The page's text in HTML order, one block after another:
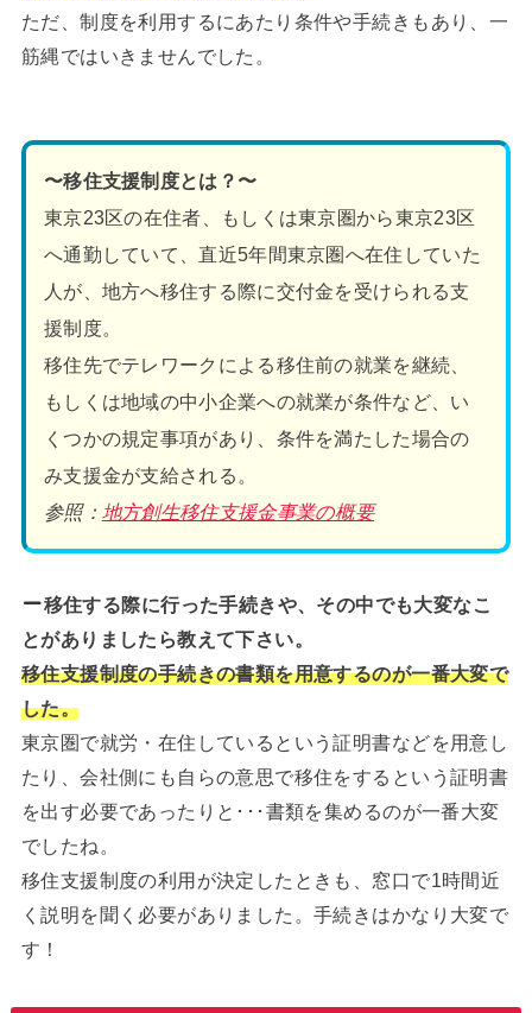
ただ、制度を利用するにあたり条件や手続きもあり、一
筋縄ではいきませんでした。
〜移住支援制度とは？〜
東京23区の在住者、もしくは東京圏から東京23区
へ通勤していて、直近5年間東京圏へ在住していた
人が、地方へ移住する際に交付金を受けられる支
援制度。
移住先でテレワークによる移住前の就業を継続、
もしくは地域の中小企業への就業が条件など、い
くつかの規定事項があり、条件を満たした場合の
み支援金が支給される。
参照： 地方創生移住支援金事業の概要
移住する際に行った手続きや、その中でも大変なこ
とがありましたら教えて下さい。
移住支援制度の手続きの書類を用意するのが一番大変で
した。
東京圏で就労・在住しているという証明書などを用意し
たり、会社側にも自らの意思で移住をするという証明書
を出す必要であったりと･･･書類を集めるのが一番大変
でしたね。
移住支援制度の利用が決定したときも、窓口で1時間近
く説明を聞く必要がありました。手続きはかなり大変で
す！